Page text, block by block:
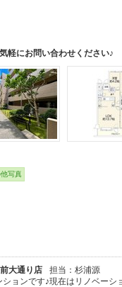
軽にお問い合わせください♪
写真
大通り店
担当：杉浦源
ョンです♪現在はリノベー